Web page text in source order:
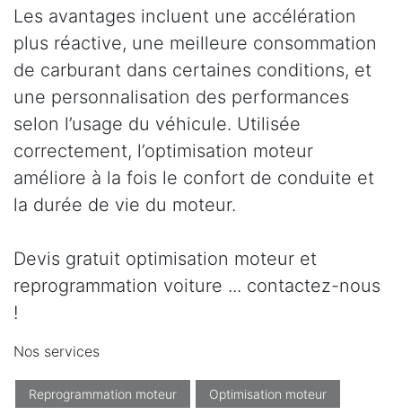
Les avantages incluent une accélération
plus réactive, une meilleure consommation
de carburant dans certaines conditions, et
une personnalisation des performances
selon l’usage du véhicule. Utilisée
correctement, l’optimisation moteur
améliore à la fois le confort de conduite et
la durée de vie du moteur.
Devis gratuit optimisation moteur et
reprogrammation voiture ... contactez-nous
!
Nos services
Reprogrammation moteur Optimisation moteur